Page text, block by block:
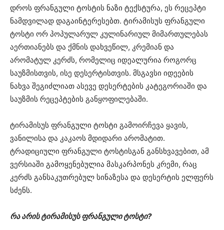
დროს ფრანგული ტოსტის ნაზი ტექსტურა, ეს რეცეპტი
ნამდვილად დაგაინტერესებთ. ტირამისუს ფრანგული
ტოსტი ორ პოპულარულ კულინარიულ მიმართულებას
აერთიანებს და ქმნის დახვეწილ, კრემიან და
არომატულ კერძს, რომელიც იდეალურია როგორც
საუზმისთვის, ისე დესერტისთვის. მსგავსი იდეების
ნახვა შეგიძლიათ ასევე დესერტების კატეგორიაში⁠ და
საუზმის რეცეპტების განყოფილებაში⁠.
ტირამისუს ფრანგული ტოსტი გამოირჩევა ყავის,
ვანილისა და კაკაოს მდიდარი არომატით.
ტრადიციული ფრანგული ტოსტისგან განსხვავებით, ამ
ვერსიაში გამოყენებულია მასკარპონეს კრემი, რაც
კერძს განსაკუთრებულ სინაზესა და დესერტის ელფერს
სძენს.
რა არის ტირამისუს ფრანგული ტოსტი?